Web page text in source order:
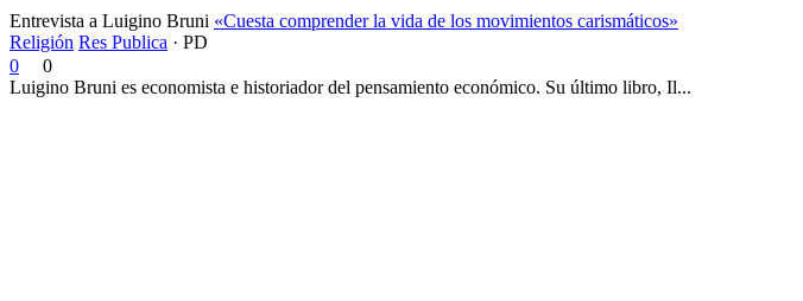
Entrevista a Luigino Bruni «Cuesta comprender la vida de los movimientos carismáticos»
Religión Res Publica · PD
0
0
Luigino Bruni es economista e historiador del pensamiento económico. Su último libro, Il...